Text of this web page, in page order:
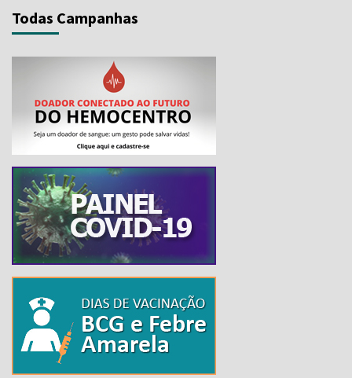
Todas Campanhas